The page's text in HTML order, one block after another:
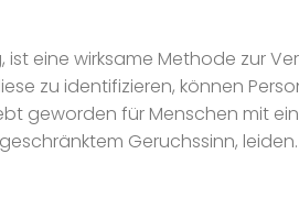
eine wirksame Methode zur
zu identifizieren, können
geworden für Menschen mit
Geruchssinn, leiden.